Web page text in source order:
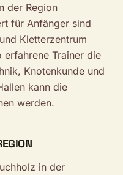
der Region
für Anfänger sind
Kletterzentrum
Trainer die
Knotenkunde und
kann die
werden.
in der